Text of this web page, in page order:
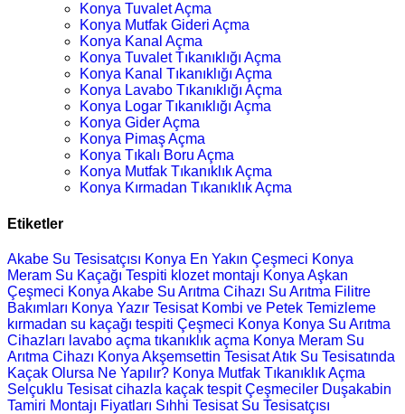
Konya Tuvalet Açma
Konya Mutfak Gideri Açma
Konya Kanal Açma
Konya Tuvalet Tıkanıklığı Açma
Konya Kanal Tıkanıklığı Açma
Konya Lavabo Tıkanıklığı Açma
Konya Logar Tıkanıklığı Açma
Konya Gider Açma
Konya Pimaş Açma
Konya Tıkalı Boru Açma
Konya Mutfak Tıkanıklık Açma
Konya Kırmadan Tıkanıklık Açma
Etiketler
Akabe Su Tesisatçısı Konya En Yakın Çeşmeci Konya
Meram Su Kaçağı Tespiti klozet montajı Konya Aşkan
Çeşmeci Konya Akabe Su Arıtma Cihazı Su Arıtma Filitre
Bakımları Konya Yazır Tesisat Kombi ve Petek Temizleme
kırmadan su kaçağı tespiti Çeşmeci Konya Konya Su Arıtma
Cihazları lavabo açma tıkanıklık açma Konya Meram Su
Arıtma Cihazı Konya Akşemsettin TesisatAtık Su Tesisatında
Kaçak Olursa Ne Yapılır? Konya Mutfak Tıkanıklık Açma
Selçuklu Tesisat cihazla kaçak tespit Çeşmeciler Duşakabin
Tamiri Montajı Fiyatları Sıhhi Tesisat Su Tesisatçısı